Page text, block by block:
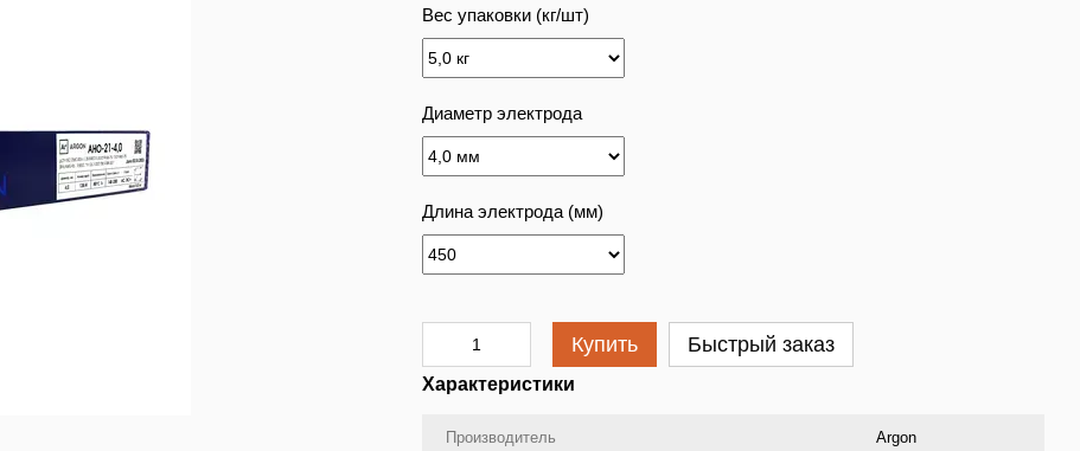
Вес упаковки (кг/шт)
Диаметр электрода
Длина электрода (мм)
Купить Быстрый заказ
Характеристики
Производитель Argon